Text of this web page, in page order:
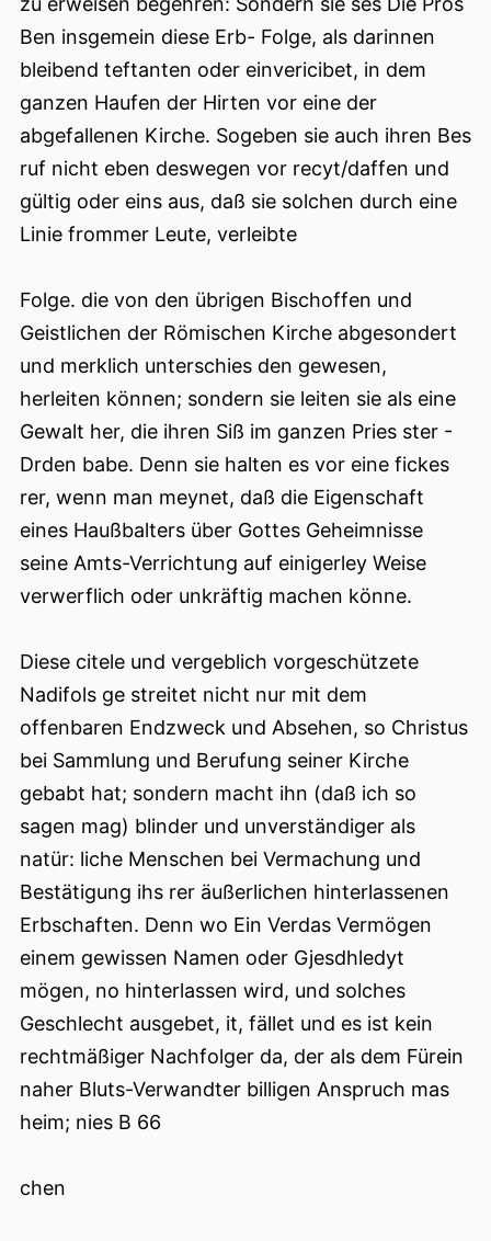
Ben insgemein diese Erb- Folge, als darinnen
bleibend teftanten oder einvericibet, in dem
ganzen Haufen der Hirten vor eine der
abgefallenen Kirche. Sogeben sie auch ihren Bes
ruf nicht eben deswegen vor recyt/daffen und
gültig oder eins aus, daß sie solchen durch eine
Linie frommer Leute, verleibte
Folge. die von den übrigen Bischoffen und
Geistlichen der Römischen Kirche abgesondert
und merklich unterschies den gewesen,
herleiten können; sondern sie leiten sie als eine
Gewalt her, die ihren Siß im ganzen Pries ster -
Drden babe. Denn sie halten es vor eine fickes
rer, wenn man meynet, daß die Eigenschaft
eines Haußbalters über Gottes Geheimnisse
seine Amts-Verrichtung auf einigerley Weise
verwerflich oder unkräftig machen könne.
Diese citele und vergeblich vorgeschützete
Nadifols ge streitet nicht nur mit dem
offenbaren Endzweck und Absehen, so Christus
bei Sammlung und Berufung seiner Kirche
gebabt hat; sondern macht ihn (daß ich so
sagen mag) blinder und unverständiger als
natür: liche Menschen bei Vermachung und
Bestätigung ihs rer äußerlichen hinterlassenen
Erbschaften. Denn wo Ein Verdas Vermögen
einem gewissen Namen oder Gjesdhledyt
mögen, no hinterlassen wird, und solches
Geschlecht ausgebet, it, fället und es ist kein
rechtmäßiger Nachfolger da, der als dem Fürein
naher Bluts-Verwandter billigen Anspruch mas
heim; nies B 66
chen